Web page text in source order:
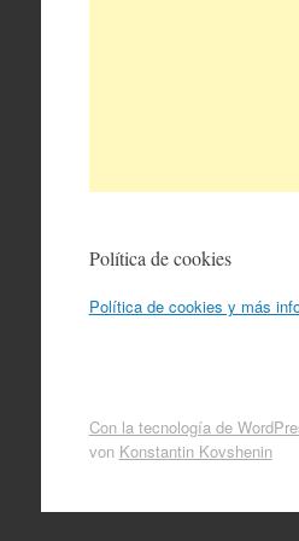
Política de cookies
Política de cookies y más
Con la tecnología de
von Konstantin Kovshenin